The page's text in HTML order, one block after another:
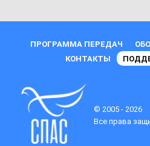
ПРОГРАММА ПЕРЕДАЧ
КОНТАКТЫ
© 2005 - 2026
Все права